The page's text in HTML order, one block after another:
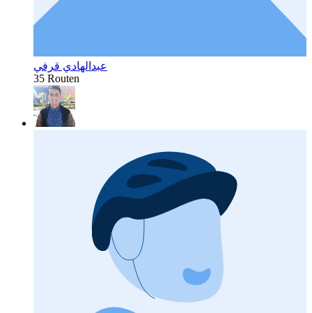
عبدالهادي قرفي
35 Routen